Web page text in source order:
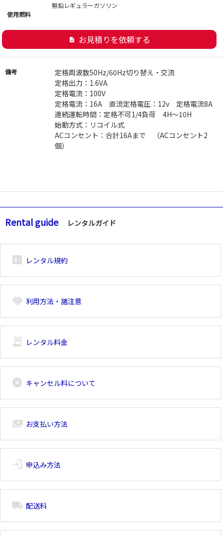
使用燃料
無鉛レギュラーガソリン
description お見積りを依頼する
備考
定格周波数50Hz/60Hz切り替え・交流
定格出力：1.6VA
定格電流：100V
定格電流：16A 直流定格電圧：12v 定格電流8A
連続運転時間：定格不可1/4負荷 4H～10H
始動方式：リコイル式
ACコンセント：合計16Aまで （ACコンセント2
個）
Rental guide レンタルガイド
breaking_news_alt_1 レンタル規約
handshake 利用方法・諸注意
receipt_long レンタル料金
cancel キャンセル料について
payments お支払い方法
login 申込み方法
local_shipping 配送料